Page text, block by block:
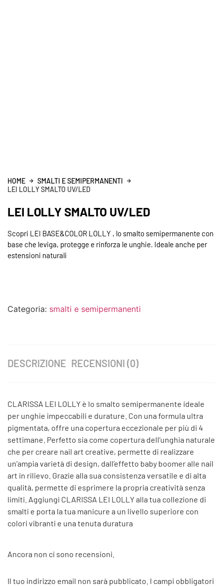
HOME
SMALTI E SEMIPERMANENTI
LEI LOLLY SMALTO UV/LED
LEI LOLLY SMALTO UV/LED
Scopri LEI BASE&COLOR LOLLY , lo smalto semipermanente con
base che leviga, protegge e rinforza le unghie. Ideale anche per
estensioni naturali
Categoria: smalti e semipermanenti
DESCRIZIONE RECENSIONI (0)
CLARISSA LEI LOLLY è lo smalto semipermanente ideale
per unghie impeccabili e durature. Con una formula ultra
pigmentata, offre una copertura eccezionale per più di 4
settimane. Perfetto sia come copertura dell’unghia naturale
che per creare nail art creative, permette di realizzare
un’ampia varietà di design, dall’effetto baby boomer alle nail
art in rilievo. Grazie alla sua consistenza versatile e di alta
qualità, permette di esprimere la propria creatività senza
limiti. Aggiungi CLARISSA LEI LOLLY alla tua collezione di
smalti e porta la tua manicure a un livello superiore con
colori vibranti e una tenuta duratura
Ancora non ci sono recensioni.
Il tuo indirizzo email non sarà pubblicato. I campi obbligatori